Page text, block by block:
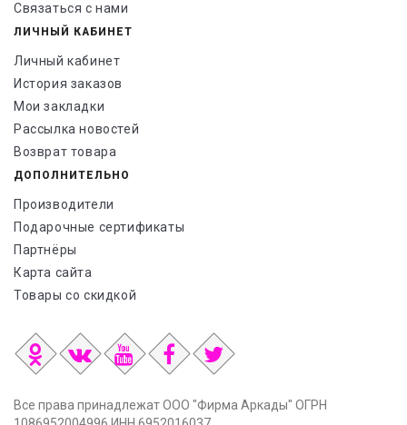
Связаться с нами
ЛИЧНЫЙ КАБИНЕТ
Личный кабинет
История заказов
Мои закладки
Рассылка новостей
Возврат товара
ДОПОЛНИТЕЛЬНО
Производители
Подарочные сертификаты
Партнёры
Карта сайта
Товары со скидкой
Все права принадлежат ООО "Фирма Аркады" ОГРН